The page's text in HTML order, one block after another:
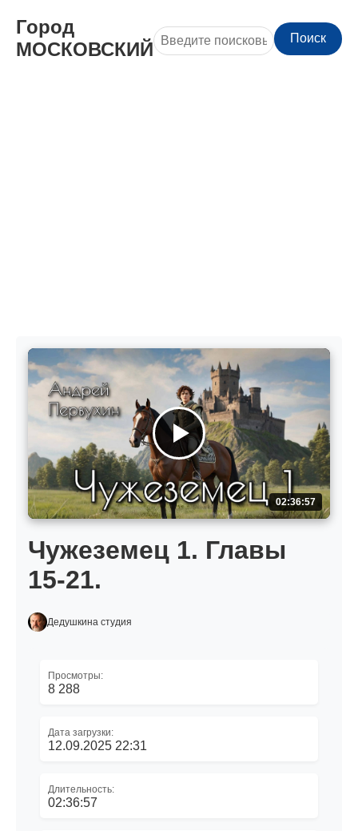
Город
МОСКОВСКИЙ
Поиск
02:36:57
Чужеземец 1. Главы
15-21.
Дедушкина студия
Просмотры:
8 288
Дата загрузки:
12.09.2025 22:31
Длительность:
02:36:57